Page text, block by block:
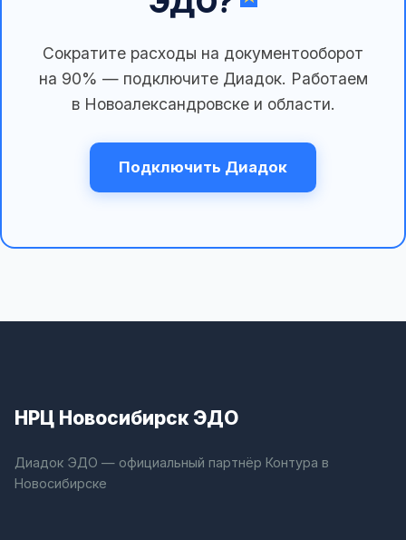
Сократите расходы на документооборот
на 90% — подключите Диадок. Работаем
в Новоалександровске и области.
Подключить Диадок
НРЦ Новосибирск ЭДО
Диадок ЭДО — официальный партнёр Контура в
Новосибирске